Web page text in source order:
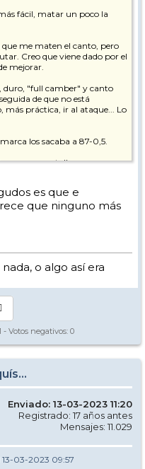
fácil, matar un poco la
me maten el canto, pero
Creo que viene dado por el
mejorar.
duro, "full camber" y canto
de que no está
más práctica, ir al ataque... Lo
los sacaba a 87-0,5.
marcas y talleres que se usa
es que e
que ninguno más
o algo así era
- Votos negativos: 0
Enviado: 13-03-2023 11:20
Registrado: 17 años antes
Mensajes: 11.029
13-03-2023 09:57